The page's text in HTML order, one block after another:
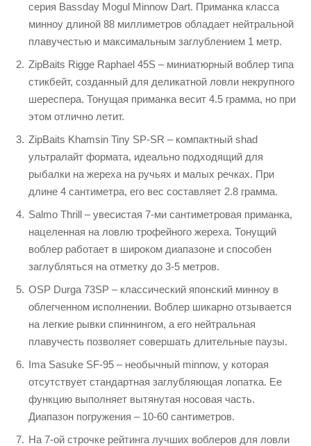
серия Bassday Mogul Minnow Dart. Приманка класса
минноу длиной 88 миллиметров обладает нейтральной
плавучестью и максимальным заглублением 1 метр.
ZipBaits Rigge Raphael 45S – миниатюрный воблер типа
стикбейт, созданный для деликатной ловли некрупного
шереспера. Тонущая приманка весит 4.5 грамма, но при
этом отлично летит.
ZipBaits Khamsin Tiny SP-SR – компактный shad
ультралайт формата, идеально подходящий для
рыбалки на жереха на ручьях и малых речках. При
длине 4 сантиметра, его вес составляет 2.8 грамма.
Salmo Thrill – увесистая 7-ми сантиметровая приманка,
нацеленная на ловлю трофейного жереха. Тонущий
воблер работает в широком диапазоне и способен
заглубляться на отметку до 3-5 метров.
OSP Durga 73SP – классический японский минноу в
облегченном исполнении. Воблер шикарно отзывается
на легкие рывки спиннингом, а его нейтральная
плавучесть позволяет совершать длительные паузы.
Ima Sasuke SF-95 – необычный minnow, у которая
отсутствует стандартная заглубляющая лопатка. Ее
функцию выполняет вытянутая носовая часть.
Диапазон погружения – 10-60 сантиметров.
На 7-ой строчке рейтинга лучших воблеров для ловли